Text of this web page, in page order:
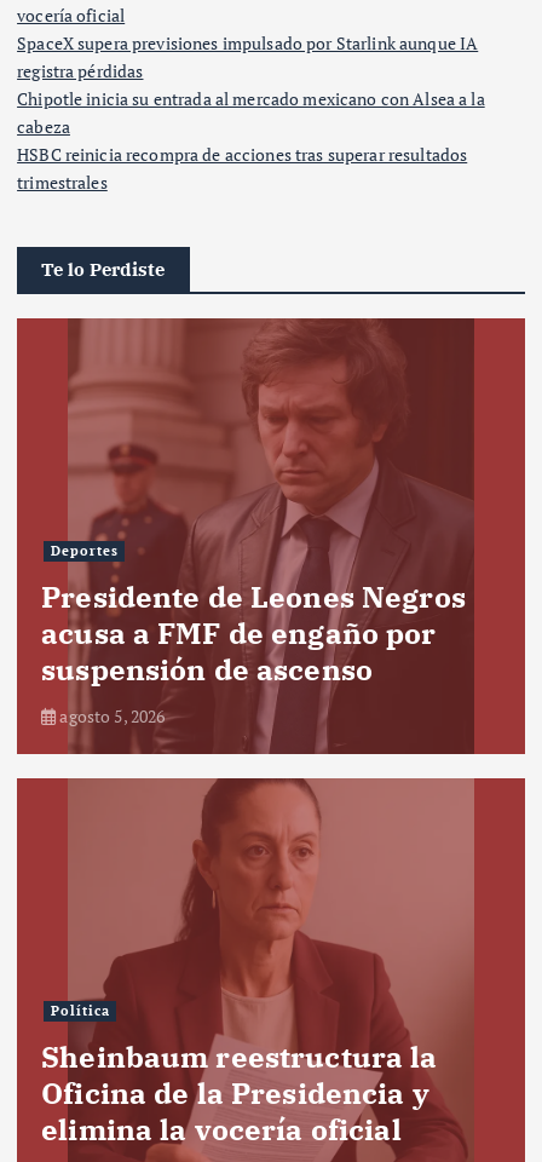
vocería oficial
SpaceX supera previsiones impulsado por Starlink aunque IA
registra pérdidas
Chipotle inicia su entrada al mercado mexicano con Alsea a la
cabeza
HSBC reinicia recompra de acciones tras superar resultados
trimestrales
Te lo Perdiste
Deportes
Presidente de Leones Negros
acusa a FMF de engaño por
suspensión de ascenso
agosto 5, 2026
Política
Sheinbaum reestructura la
Oficina de la Presidencia y
elimina la vocería oficial